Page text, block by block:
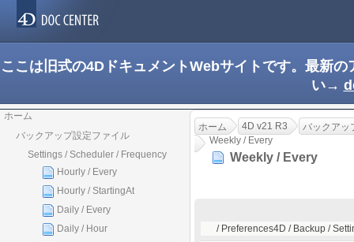
ここは旧式の4DドキュメントWebサイトです。最新
い→
ホーム
バックアップ設定ファイル
Settings / Scheduler / Frequency
Hourly / Every
Hourly / StartingAt
Daily / Every
Daily / Hour
ホーム 4D v21 R3
バックアッ
Weekly / Every
Weekly / Every
/ Preferences4D / Backup /